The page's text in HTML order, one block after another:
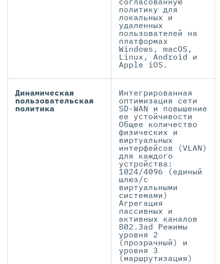
политику для
локальных и
удаленных
пользователей на
платформах
Windows, macOS,
Linux, Android и
Apple iOS.
Динамическая
пользовательская
политика
Интегрированная
оптимизация сети
SD-WAN и повышение
ее устойчивости
Общее количество
физических и
виртуальных
интерфейсов (VLAN)
для каждого
устройства:
1024/4096 (единый
шлюз/с
виртуальными
системами)
Агрегация
пассивных и
активных каналов
802.3ad Режимы
уровня 2
(прозрачный) и
уровня 3
(маршрутизация)